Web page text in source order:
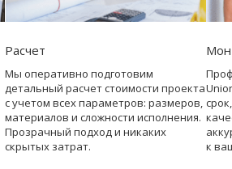
Расчет
Мы оперативно подготовим
детальный расчет стоимости проекта
с учетом всех параметров: размеров,
материалов и сложности исполнения.
Прозрачный подход и никаких
скрытых затрат.
к